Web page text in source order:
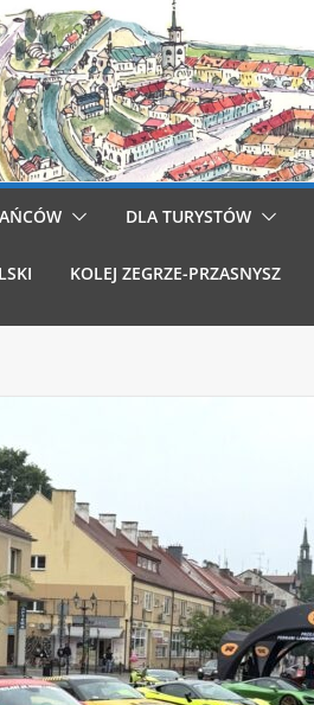
DLA TURYSTÓW
KOLEJ ZEGRZE-PRZASNYSZ